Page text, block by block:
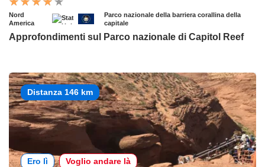
Nord
America
Parco nazionale della barriera corallina della
capitale
Approfondimenti sul Parco nazionale di Capitol Reef
Distanza 146 km
Ero lì Voglio andare là